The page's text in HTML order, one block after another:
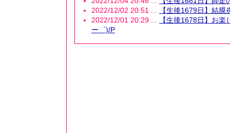
2022/12/02 20:51 ...
【生後1679日】結膜
2022/12/01 20:29 ...
【生後1678日】お
ー゜)/P